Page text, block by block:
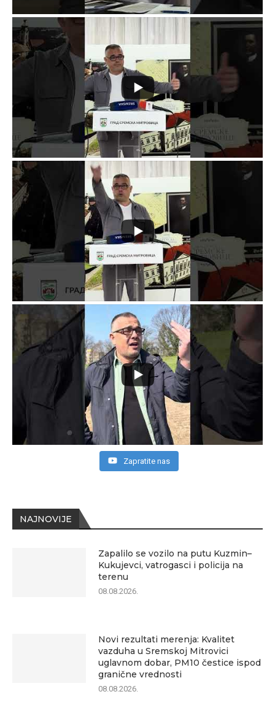
NAJNOVIJE
Zapalilo se vozilo na putu Kuzmin–
Kukujevci, vatrogasci i policija na
terenu
08.08.2026.
Novi rezultati merenja: Kvalitet
vazduha u Sremskoj Mitrovici
uglavnom dobar, PM10 čestice ispod
granične vrednosti
08.08.2026.
Zapratite nas